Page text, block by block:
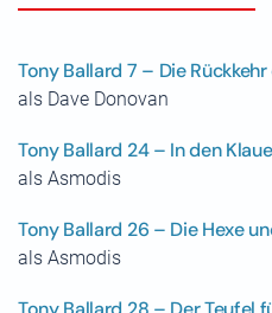
Tony Ballard 7 – Die
als Dave Donovan
Tony Ballard 24 – In den
als Asmodis
Tony Ballard 26 – Die Hexe
als Asmodis